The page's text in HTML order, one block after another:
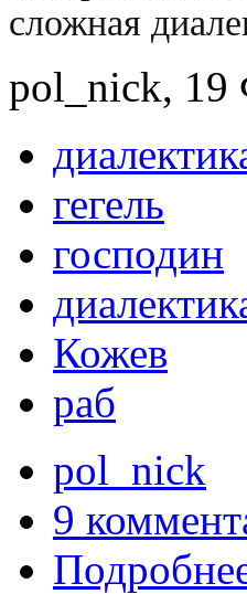
сложная
pol_nick, 19
гегель
господин
Кожев
раб
pol_nick
9